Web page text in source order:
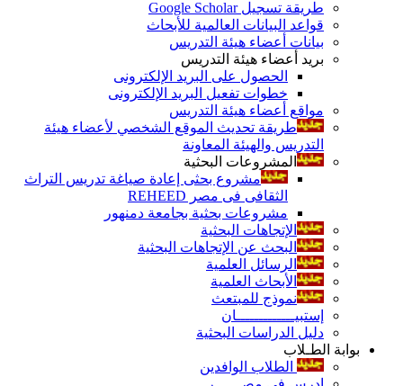
طريقة تسجيل Google Scholar
قواعد البيانات العالمية للأبحاث
بيانات أعضاء هيئة التدريس
بريد أعضاء هيئة التدريس
الحصول على البريد الإلكترونى
خطوات تفعيل البريد الإلكترونى
مواقع أعضاء هيئة التدريس
طريقة تحديث الموقع الشخصي لأعضاء هيئة
التدريس والهيئة المعاونة
المشروعات البحثية
مشروع بحثى إعادة صياغة تدريس التراث
الثقافى فى مصر REHEED
مشروعات بحثية بجامعة دمنهور
الإتجاهات البحثية
البحث عن الإتجاهات البحثية
الرسائل العلمية
الأبحاث العلمية
نموذج للمبتعث
إستبيـــــــــــــان
دليل الدراسات البحثية
بوابة الطـلاب
الطلاب الوافدين